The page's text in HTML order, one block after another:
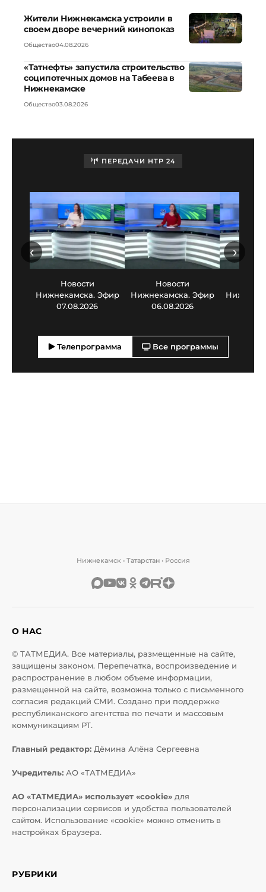
Жители Нижнекамска устроили в
своем дворе вечерний кинопоказ
Общество04.08.2026
«Татнефть» запустила строительство
соципотечных домов на Табеева в
Нижнекамске
Общество03.08.2026
ПЕРЕДАЧИ НТР 24
Новости
Нижнекамска. Эфир
07.08.2026
Новости
Нижнекамска. Эфир
06.08.2026
‹ ›
Телепрограмма Все программы
Нижнекамск • Татарстан • Россия
О НАС
© ТАТМЕДИА. Все материалы, размещенные на сайте,
защищены законом. Перепечатка, воспроизведение и
распространение в любом объеме информации,
размещенной на сайте, возможна только с письменного
согласия редакций СМИ. Создано при поддержке
республиканского агентства по печати и массовым
коммуникациям РТ.
Главный редактор: Дёмина Алёна Сергеевна
Учредитель: АО «ТАТМЕДИА»
АО «ТАТМЕДИА» использует «cookie» для
персонализации сервисов и удобства пользователей
сайтом. Использование «cookie» можно отменить в
настройках браузера.
РУБРИКИ